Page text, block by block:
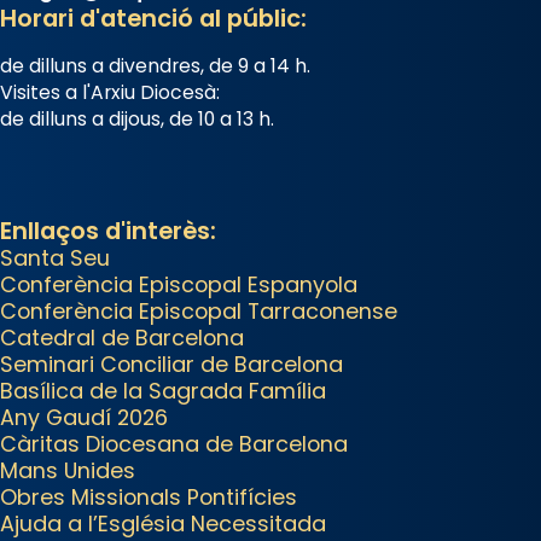
tingut lloc la missa d’acció de
gràcies en agraïment al comitè
organitzador de la visita
apostòlica del Sant Pare Lleó XIV
L’arquebisbe de Barcelona, el
cardenal Joan Josep Omella, ha
presidit la missa i l’ha
concelebrat el bisbe auxiliar de
Barcelona, Mons. David Abadías.
📸 Dr. G. Simón
Photo
View on Facebook
Horari d'atenció al públic:
de dilluns a divendres, de 9 a 14 h.
Visites a l'Arxiu Diocesà:
de dilluns a dijous, de 10 a 13 h.
Enllaços d'interès:
Santa Seu
Conferència Episcopal Espanyola
Conferència Episcopal Tarraconense
Catedral de Barcelona
Seminari Conciliar de Barcelona
Basílica de la Sagrada Família
Any Gaudí 2026
Càritas Diocesana de Barcelona
Mans Unides
Obres Missionals Pontifícies
Ajuda a l’Església Necessitada